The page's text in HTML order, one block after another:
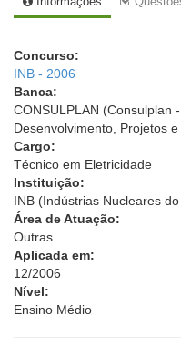
Concurso:
INB - 2006
Banca:
CONSULPLAN (Consulplan
Desenvolvimento, Projetos
Cargo:
Técnico em Eletricidade
Instituição:
INB (Indústrias Nucleares
Área de Atuação:
Outras
Aplicada em:
12/2006
Nível:
Ensino Médio